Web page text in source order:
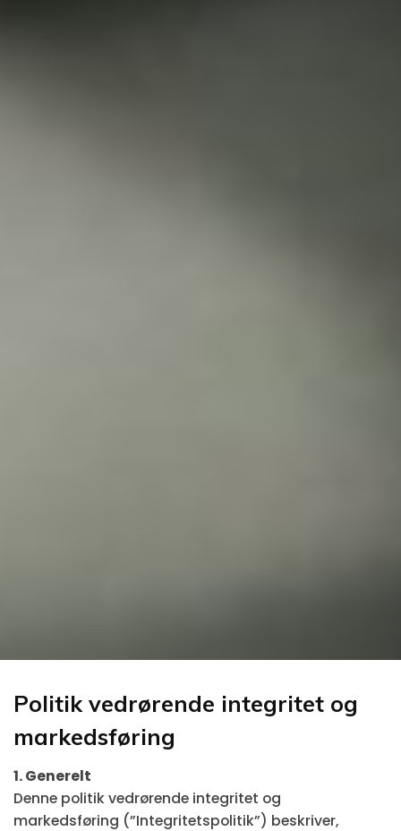
Politik vedrørende integritet og
markedsføring
1. Generelt
Denne politik vedrørende integritet og
markedsføring (”Integritetspolitik”) beskriver,